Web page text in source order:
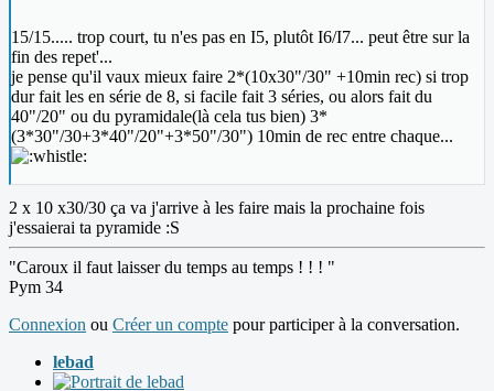
15/15..... trop court, tu n'es pas en I5, plutôt I6/I7... peut être sur la
fin des repet'...
je pense qu'il vaux mieux faire 2*(10x30"/30" +10min rec) si trop
dur fait les en série de 8, si facile fait 3 séries, ou alors fait du
40"/20" ou du pyramidale(là cela tus bien) 3*
(3*30"/30+3*40"/20"+3*50"/30") 10min de rec entre chaque...
2 x 10 x30/30 ça va j'arrive à les faire mais la prochaine fois
j'essaierai ta pyramide :S
"Caroux il faut laisser du temps au temps ! ! ! "
Pym 34
Connexion ou Créer un compte pour participer à la conversation.
lebad